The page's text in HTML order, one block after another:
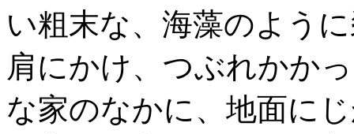
い粗末な、海藻のよう
肩にかけ、つぶれかか
な家のなかに、地面に